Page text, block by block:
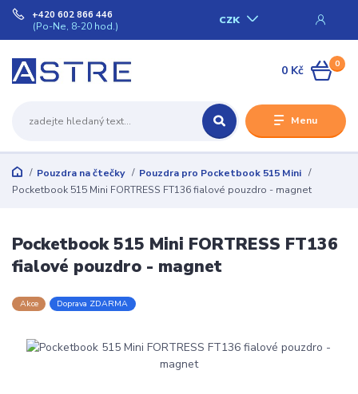
Menu
CZK
+420 602 866 446
(Po-Ne, 8-20 hod.)
0
0 Kč
Pouzdra na čtečky
Pouzdra pro Pocketbook 515 Mini
Pocketbook 515 Mini FORTRESS FT136 fialové pouzdro - magnet
Pocketbook 515 Mini FORTRESS FT136
fialové pouzdro - magnet
Akce Doprava ZDARMA